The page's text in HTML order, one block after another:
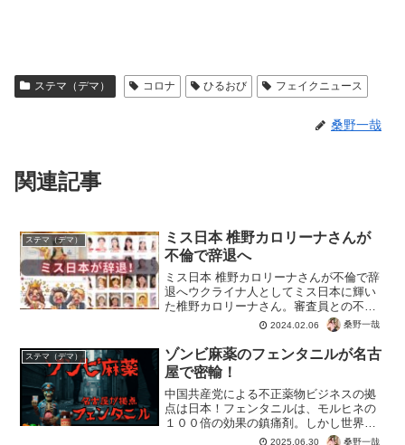
ステマ（デマ） コロナ ひるおび フェイクニュース
桑野一哉
関連記事
ステマ（デマ）
ミス日本 椎野カロリーナさんが
不倫で辞退へ
ミス日本 椎野カロリーナさんが不倫で辞
退へウクライナ人としてミス日本に輝い
た椎野カロリーナさん。審査員との不倫
発覚や国籍詐称の疑惑で辞退、ミス日本
は前代未聞の空位へ。突然の外国人のミ
ス日本に驚くも、帰化済みや差別だと軽
率な判断をした人もいる...
2024.02.06 桑野一哉
ステマ（デマ）
ゾンビ麻薬のフェンタニルが名古
屋で密輸！
中国共産党による不正薬物ビジネスの拠
点は日本！フェンタニルは、モルヒネの
１００倍の効果の鎮痛剤。しかし世界で
は過剰摂取で薬物被害が続出。世界で流
2025.06.30 桑野一哉